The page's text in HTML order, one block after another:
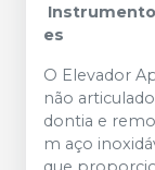
Instrumento
es
O Elevador
não articulado
dontia e
m aço